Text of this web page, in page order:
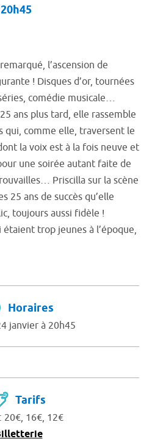
l’ascension de
! Disques d’or, tournées
comédie musicale…
ans plus tard, elle rassemble
qui, comme elle, traversent le
la voix est à la fois neuve et
une soirée autant faite de
Priscilla sur la scène
25 ans de succès qu’elle
toujours aussi fidèle !
étaient trop jeunes à l’époque,
Horaires
janvier à 20h45
Tarifs
20€, 16€, 12€